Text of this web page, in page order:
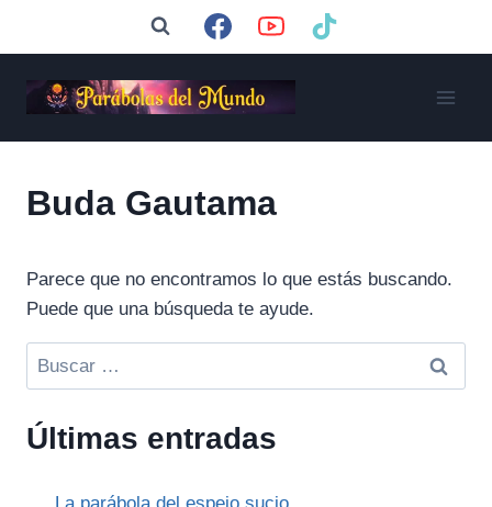
Buda Gautama
Parece que no encontramos lo que estás buscando.
Puede que una búsqueda te ayude.
Buscar:
Últimas entradas
La parábola del espejo sucio